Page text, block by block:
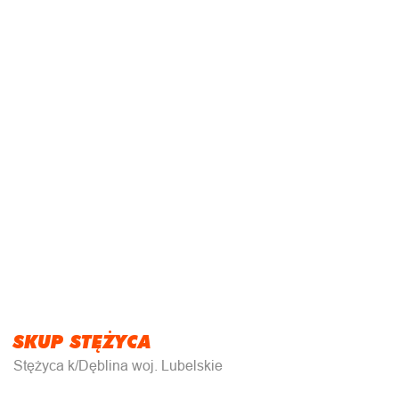
SKUP STĘŻYCA
Stężyca k/Dęblina woj. Lubelskie